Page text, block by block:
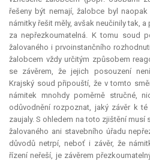
řešeny být nemají, žalobce byl
námitky řešit měly, avšak neučinily tak,
za nepřezkoumatelná. K tomu soud
žalovaného i prvoinstančního
žalobcem vždy určitým způsobem
se závěrem, že jejich posouzení
Krajský soud připouští, že v tomto
námitek mnohdy poměrně stručné,
odůvodnění rozpoznat, jaký závěr k
zaujaly. S ohledem na toto zjištění
žalovaného ani stavebního úřadu
důvodů netrpí, neboť i závěr, že
řízení neřeší, je závěrem